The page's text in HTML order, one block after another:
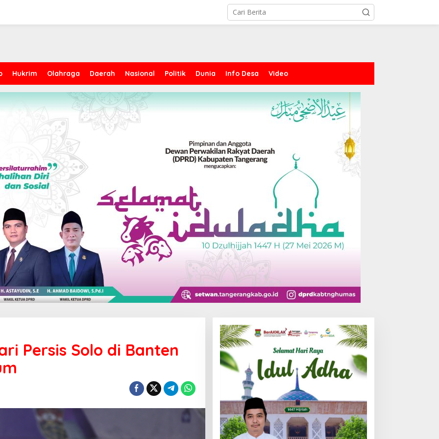
Hukrim Olahraga Daerah Nasional Politik Dunia Info Desa Video
Persis Solo di Banten